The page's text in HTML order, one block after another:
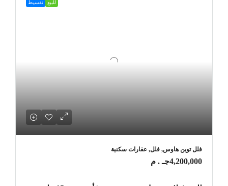
للبيع تقسيط
فلل توين هاوس, فلل, عقارات سكنية
4,200,000جـ . م